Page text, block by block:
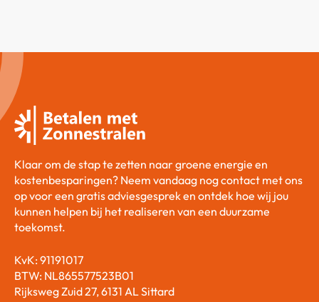
Klaar om de stap te zetten naar groene energie en
kostenbesparingen? Neem vandaag nog contact met ons
op voor een gratis adviesgesprek en ontdek hoe wij jou
kunnen helpen bij het realiseren van een duurzame
toekomst.
KvK: 91191017
BTW: NL865577523B01
Rijksweg Zuid 27, 6131 AL Sittard